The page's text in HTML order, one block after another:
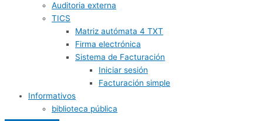
Auditoria externa
TICS
Matriz autómata 4 TXT
Firma electrónica
Sistema de Facturación
Iniciar sesión
Facturación simple
Informativos
biblioteca pública